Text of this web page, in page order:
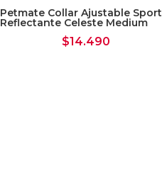
Petmate Collar Ajustable Sport
Reflectante Celeste Medium
$14.490